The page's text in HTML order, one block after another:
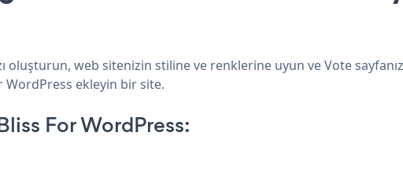
oluşturun, web sitenizin stiline ve renklerine uyun ve Vote
ekleyin bir site.
For WordPress: